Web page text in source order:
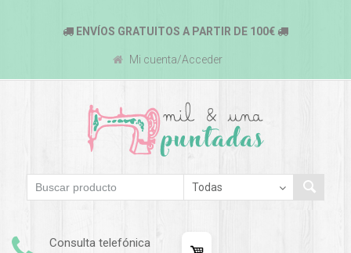
ENVÍOS GRATUITOS A PARTIR DE 100€
Mi cuenta/Acceder
Consulta telefónica